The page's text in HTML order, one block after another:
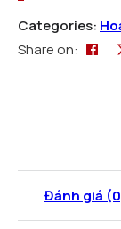
Categories:
Share on:
Đánh giá